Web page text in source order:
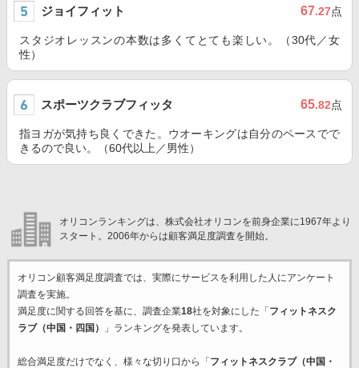
ジョイフィット 67.27点
スタジオレッスンの本数は多くてとても楽しい。（30代／女
性）
スポーツクラブフィッタ 65.82点
指ヨガが気持ち良くできた。ウオーキングは自分のペースでで
きるので良い。（60代以上／男性）
オリコンランキングは、株式会社オリコンを前身企業に1967年より
スタート。2006年からは顧客満足度調査を開始。
オリコン顧客満足度調査では、実際にサービスを利用した 人にアンケート
調査を実施。
満足度に関する回答を基に、調査企業18社を対象にした「 フィットネスク
ラブ（中国・四国）
」ランキングを発表しています。
総合満足度だけでなく、様々な切り口から「 フィットネスクラブ（中国・